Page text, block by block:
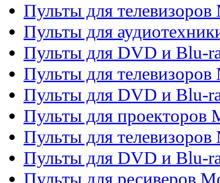
Пульты для телевизоров
Пульты для
Пульты для DVD и Blu-
Пульты для
Пульты для DVD и Blu-
Пульты для проекторов
Пульты для
Пульты для DVD и Blu-
Пульты для ресиверов